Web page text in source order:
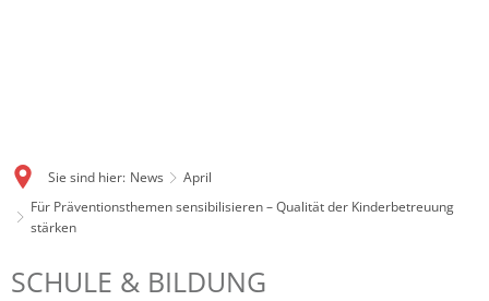
Sie sind hier: News
April
Für Präventionsthemen sensibilisieren – Qualität der Kinderbetreuung
stärken
SCHULE & BILDUNG